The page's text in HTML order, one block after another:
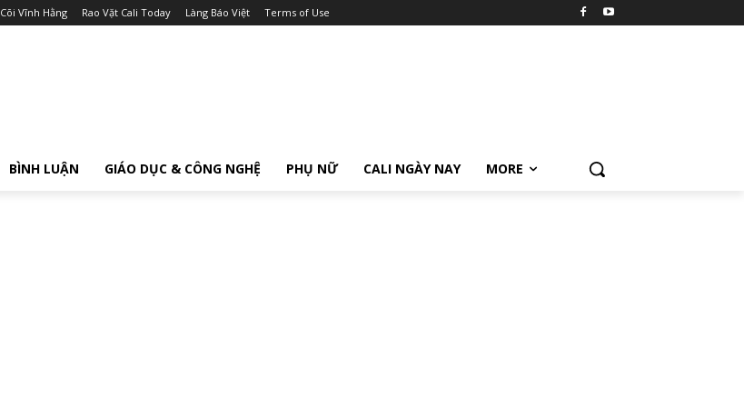
Cõi Vĩnh Hằng Rao Vặt Cali Today Làng Báo Việt Terms of Use
BÌNH LUẬN GIÁO DỤC & CÔNG NGHỆ PHỤ NỮ CALI NGÀY NAY MORE